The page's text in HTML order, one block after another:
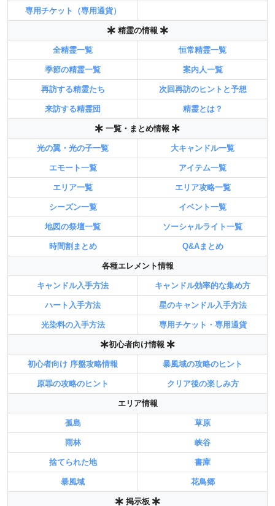
専用チケット（専用通貨）
精霊の情報
全精霊一覧 恒常精霊一覧
季節の精霊一覧 案内人一覧
再訪する精霊たち 次回再訪のヒントと予想
来訪する精霊団 精霊とは？
一覧・まとめ情報
光の翼・光の子一覧 大キャンドル一覧
エモート一覧 アイテム一覧
エリア一覧 エリア攻略一覧
シーズン一覧 イベント一覧
地図の祭壇一覧 ソーシャルライト一覧
時間割まとめ Q&Aまとめ
各種エレメント情報
キャンドル入手方法 キャンドル効率的な集め方
ハート入手方法 星のキャンドル入手方法
光染料の入手方法 専用チケット・専用通貨
初心者向け情報
初心者向け 序盤攻略情報 暴風域の攻略のヒント
原罪の攻略のヒント クリア後の楽しみ方
エリア情報
孤島 草原
雨林 峡谷
捨てられた地 書庫
暴風域 花鳥郷
掲示板